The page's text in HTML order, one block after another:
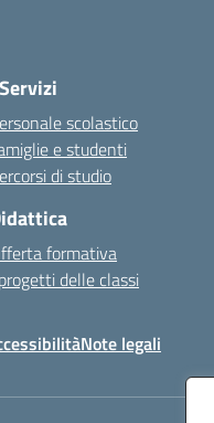
scolastico
e studenti
di studio
formativa
delle classi
Note legali